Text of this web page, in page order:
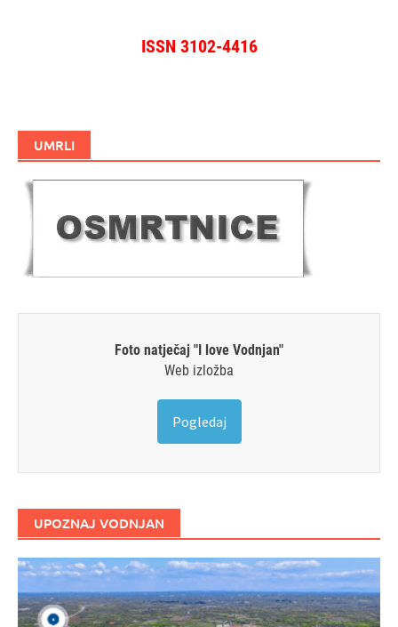
ISSN 3102-4416
UMRLI
Foto natječaj "I love Vodnjan"
Web izložba
Pogledaj
UPOZNAJ VODNJAN